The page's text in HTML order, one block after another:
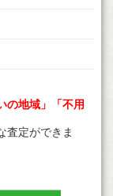
の地域」「不用
査定ができま